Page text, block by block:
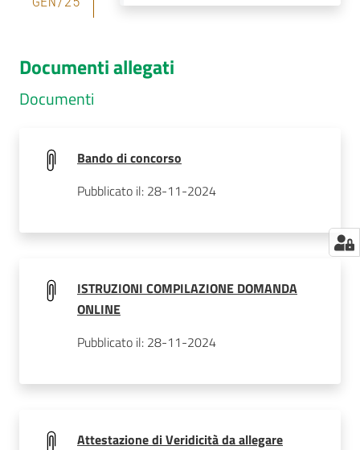
Documenti allegati
Documenti
Bando di concorso
Pubblicato il: 28-11-2024
ISTRUZIONI COMPILAZIONE DOMANDA
ONLINE
Pubblicato il: 28-11-2024
Attestazione di Veridicità da allegare